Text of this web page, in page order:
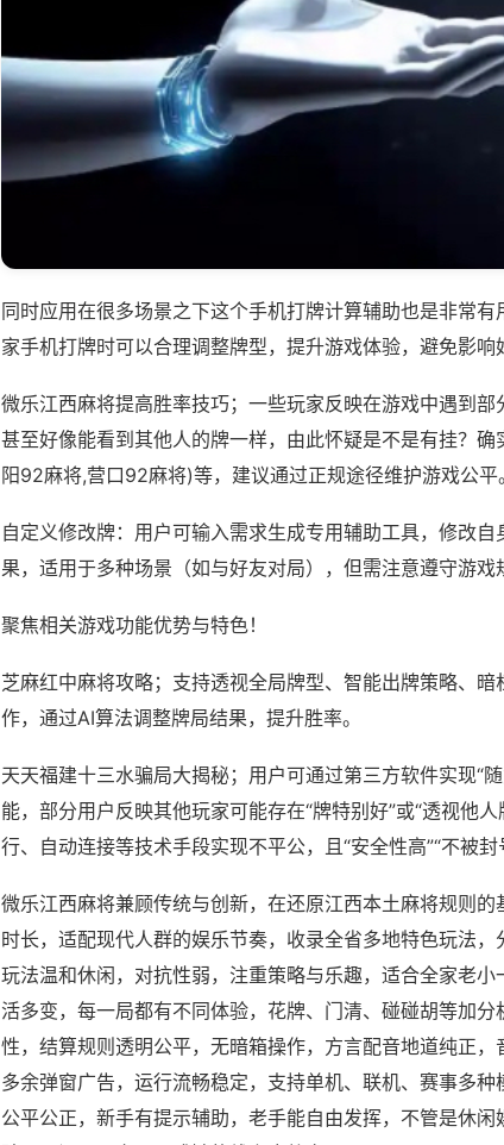
同时应用在很多场景之下这个手机打牌计算辅助也是非常
家手机打牌时可以合理调整牌型，提升游戏体验，避免影响
微乐江西麻将提高胜率技巧；一些玩家反映在游戏中遇到部
甚至好像能看到其他人的牌一样，由此怀疑是不是有挂？
阳92麻将,营口92麻将)等，建议通过正规途径维护游戏公平。
自定义修改牌：用户可输入需求生成专用辅助工具，修改
果，适用于多种场景（如与好友对局），但需注意遵守游戏
聚焦相关游戏功能优势与特色！
芝麻红中麻将攻略；支持透视全局牌型、智能出牌策略、
作，通过AI算法调整牌局结果，提升胜率。
天天福建十三水骗局大揭秘；用户可通过第三方软件实现“
能，部分用户反映其他玩家可能存在“牌特别好”或“透视他
行、自动连接等技术手段实现不平公，且“安全性高”“不被封
微乐江西麻将兼顾传统与创新，在还原江西本土麻将规则
时长，适配现代人群的娱乐节奏，收录全省多地特色玩法
玩法温和休闲，对抗性弱，注重策略与乐趣，适合全家老
活多变，每一局都有不同体验，花牌、门清、碰碰胡等加
性，结算规则透明公平，无暗箱操作，方言配音地道纯正
多余弹窗广告，运行流畅稳定，支持单机、联机、赛事多
公平公正，新手有提示辅助，老手能自由发挥，不管是休